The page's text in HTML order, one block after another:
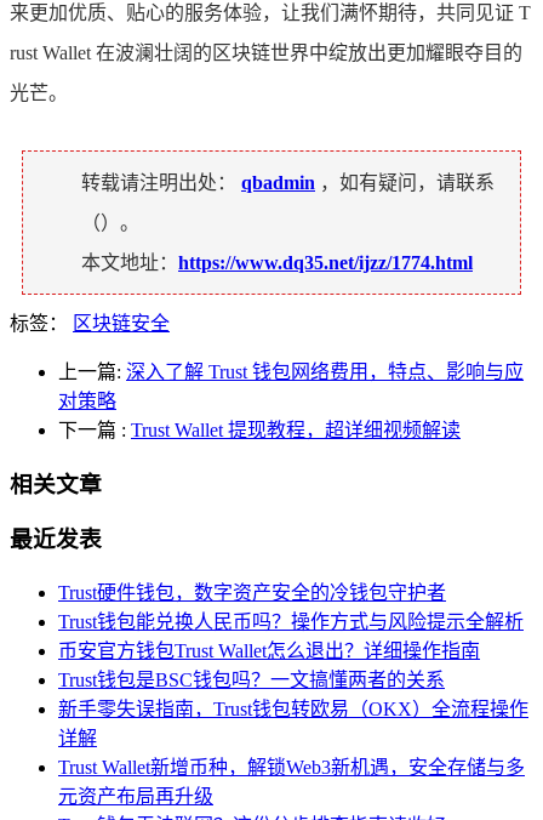
来更加优质、贴心的服务体验，让我们满怀期待，共同见证 T
rust Wallet 在波澜壮阔的区块链世界中绽放出更加耀眼夺目的
光芒。
转载请注明出处： qbadmin ，如有疑问，请联系
（）。
本文地址： https://www.dq35.net/ijzz/1774.html
标签： 区块链安全
上一篇: 深入了解 Trust 钱包网络费用，特点、影响与应
对策略
下一篇 : Trust Wallet 提现教程，超详细视频解读
相关文章
最近发表
Trust硬件钱包，数字资产安全的冷钱包守护者
Trust钱包能兑换人民币吗？操作方式与风险提示全解析
币安官方钱包Trust Wallet怎么退出？详细操作指南
Trust钱包是BSC钱包吗？一文搞懂两者的关系
新手零失误指南，Trust钱包转欧易（OKX）全流程操作
详解
Trust Wallet新增币种，解锁Web3新机遇，安全存储与多
元资产布局再升级